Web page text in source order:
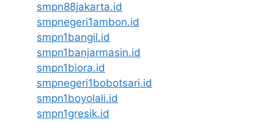
smpn88jakarta.id
smpnegeri1ambon.id
smpn1bangil.id
smpn1banjarmasin.id
smpn1biora.id
smpnegeri1bobotsari.id
smpn1boyolali.id
smpn1gresik.id